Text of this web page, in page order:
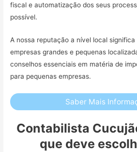
fiscal e automatização dos seus
possível.
A nossa reputação a nível local
empresas grandes e pequenas
conselhos essenciais em matéria de
para pequenas empresas.
Saber Mais
Contabilista
que deve